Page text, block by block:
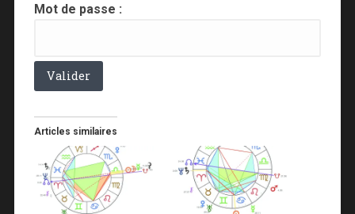
Mot de passe :
Articles similaires